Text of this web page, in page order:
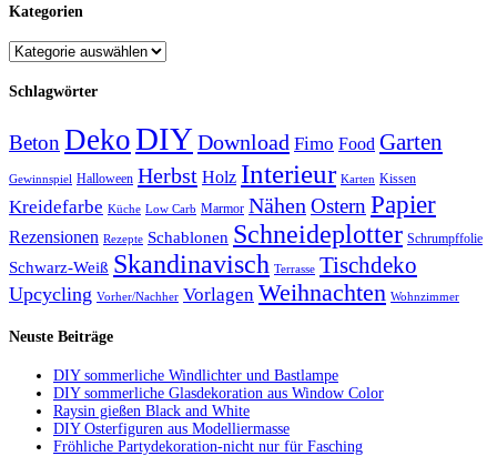
Kategorien
Schlagwörter
BetonDekoDIYDownload Fimo Food Garten
Gewinnspiel Halloween Herbst Holz Interieur Karten Kissen
Kreidefarbe Küche Low Carb Marmor NähenOsternPapier
Rezensionen Rezepte Schablonen Schneideplotter Schrumpffolie
Schwarz-Weiß Skandinavisch Terrasse Tischdeko
Upcycling Vorher/Nachher Vorlagen Weihnachten Wohnzimmer
Neuste Beiträge
DIY sommerliche Windlichter und Bastlampe
DIY sommerliche Glasdekoration aus Window Color
Raysin gießen Black and White
DIY Osterfiguren aus Modelliermasse
Fröhliche Partydekoration-nicht nur für Fasching